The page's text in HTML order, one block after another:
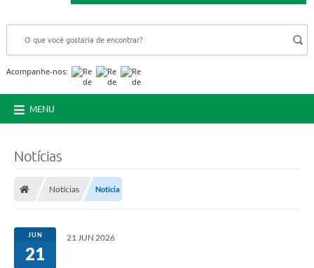
Acompanhe-nos:
MENU
Notícias
Notícias Notícia
JUN
21
21 JUN 2026